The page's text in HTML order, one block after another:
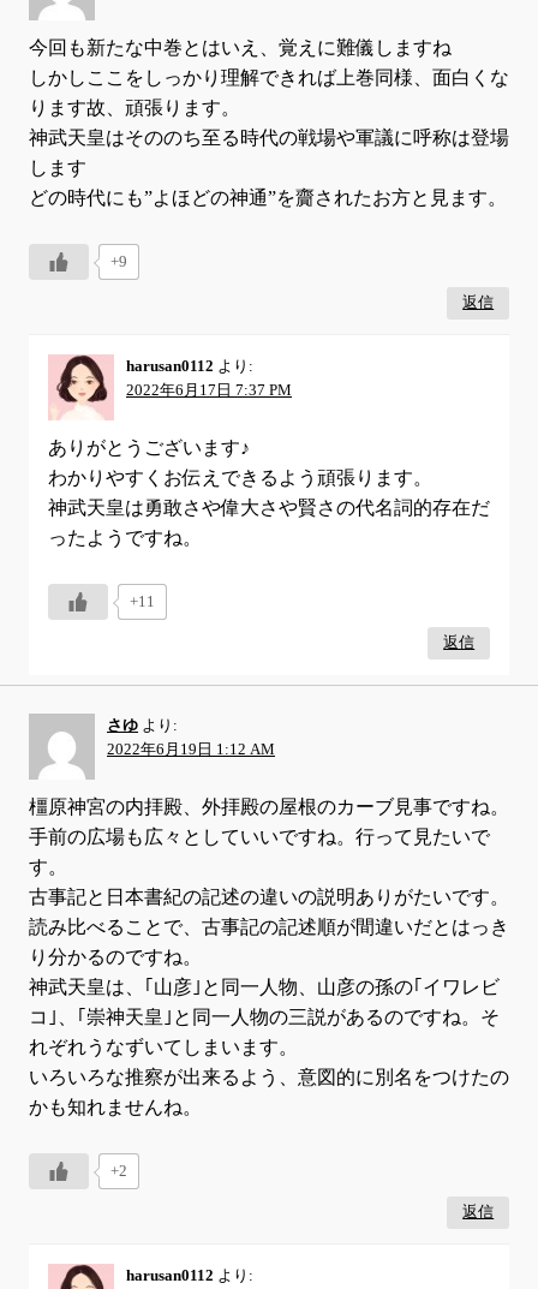
今回も新たな中巻とはいえ、覚えに難儀しますね
しかしここをしっかり理解できれば上巻同様、面白くな
ります故、頑張ります。
神武天皇はそののち至る時代の戦場や軍議に呼称は登場
します
どの時代にも”よほどの神通”を齎されたお方と見ます。
+9
返信
harusan0112 より:
2022年6月17日 7:37 PM
ありがとうございます♪
わかりやすくお伝えできるよう頑張ります。
神武天皇は勇敢さや偉大さや賢さの代名詞的存在だ
ったようですね。
+11
返信
さゆ より:
2022年6月19日 1:12 AM
橿原神宮の内拝殿、外拝殿の屋根のカーブ見事ですね。
手前の広場も広々としていいですね。行って見たいで
す。
古事記と日本書紀の記述の違いの説明ありがたいです。
読み比べることで、古事記の記述順が間違いだとはっき
り分かるのですね。
神武天皇は、｢山彦｣と同一人物、山彦の孫の｢イワレビ
コ｣、｢崇神天皇｣と同一人物の三説があるのですね。そ
れぞれうなずいてしまいます。
いろいろな推察が出来るよう、意図的に別名をつけたの
かも知れませんね。
+2
返信
harusan0112 より: